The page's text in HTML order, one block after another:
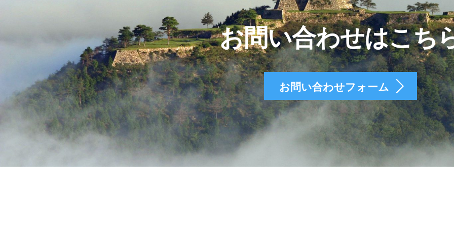
お問い合わせはこち
お問い合わせフォーム